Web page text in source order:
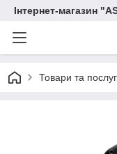
Інтернет-магазин
Товари та